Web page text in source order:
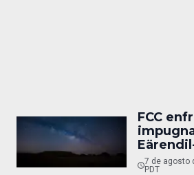
FCC
Orbital
7 de agosto
PDT